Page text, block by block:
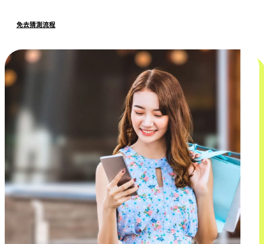
免去猜測流程